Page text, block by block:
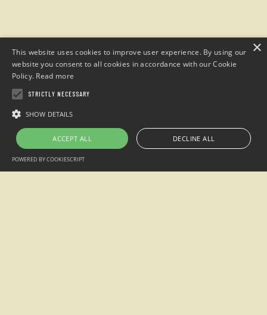
Campeggio“Sotto il Faggio”
loc. San Giacomo Entracque , Cuneo (Italia)
×
This website uses cookies to improve user experience. By using our
website you consent to all cookies in accordance with our Cookie
Policy. Read more
STRICTLY NECESSARY
SHOW DETAILS
ACCEPT ALL DECLINE ALL
POWERED BY COOKIESCRIPT